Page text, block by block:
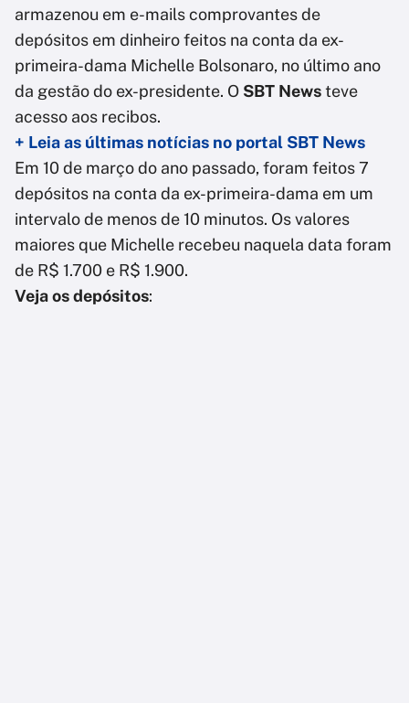
armazenou em e-mails comprovantes de
depósitos em dinheiro feitos na conta da ex-
primeira-dama Michelle Bolsonaro, no último ano
da gestão do ex-presidente. O SBT Newsteve
acesso aos recibos.
+ Leia as últimas notícias no portal SBT News
Em 10 de março do ano passado, foram feitos 7
depósitos na conta da ex-primeira-dama em um
intervalo de menos de 10 minutos. Os valores
maiores que Michelle recebeu naquela data foram
de R$ 1.700 e R$ 1.900.
Veja os depósitos: